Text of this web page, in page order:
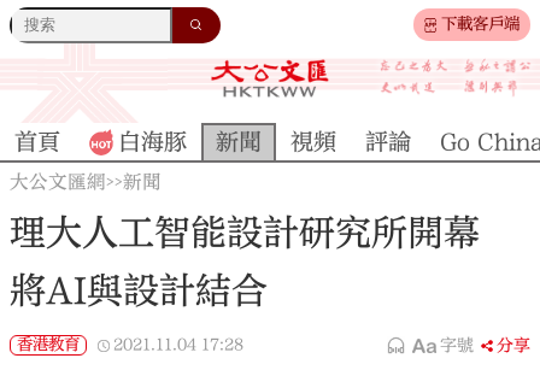
下載客戶端
首頁 白海豚 新聞 視頻 評論 Go
大公文匯網>>新聞
理大人工智能設計研究所開幕
將AI與設計結合
香港教育 2021.11.04 17:28 字號 分享